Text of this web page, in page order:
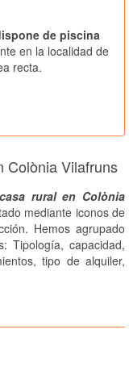
de piscina
en la localidad de
recta.
Colònia Vilafruns
casa rural en Colònia
mediante iconos de
Hemos agrupado
Tipología, capacidad,
tipo de alquiler,